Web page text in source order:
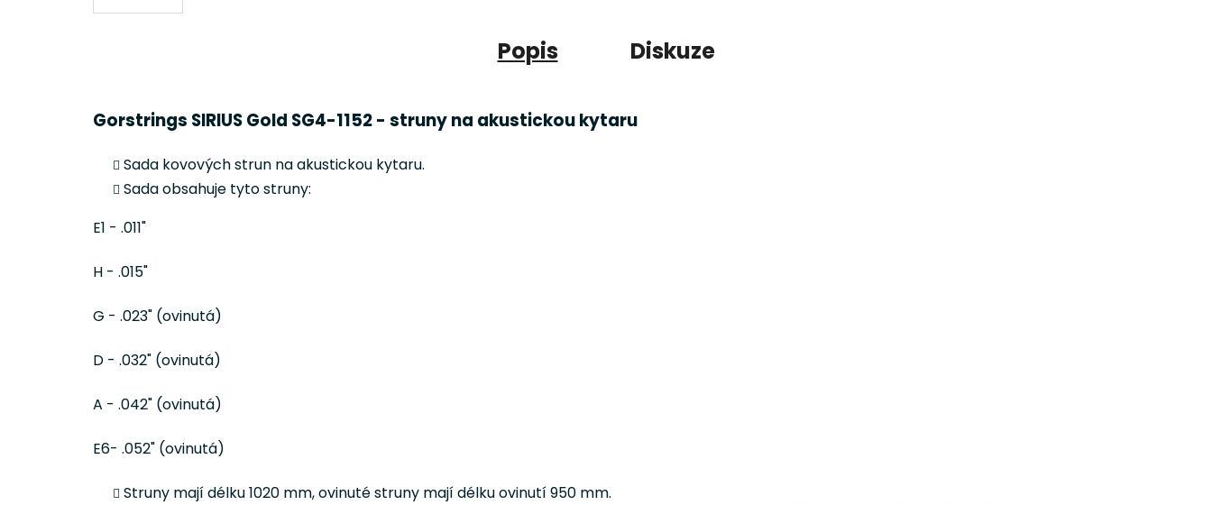
Popis Diskuze
Gorstrings SIRIUS Gold SG4-1152 - struny na akustickou kytaru
Sada kovových strun na akustickou kytaru.
Sada obsahuje tyto struny:
E1 - .011"
H - .015"
G - .023" (ovinutá)
D - .032" (ovinutá)
A - .042" (ovinutá)
E6- .052" (ovinutá)
Struny mají délku 1020 mm, ovinuté struny mají délku ovinutí 950 mm.